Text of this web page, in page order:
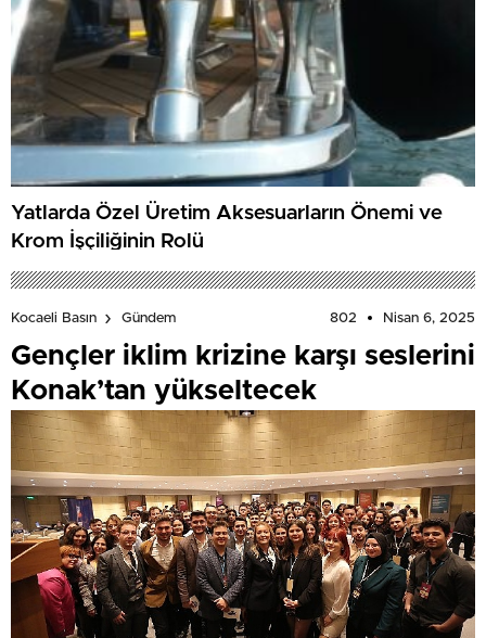
Yatlarda Özel Üretim Aksesuarların Önemi ve
Krom İşçiliğinin Rolü
Kocaeli Basın Gündem 802 Nisan 6, 2025
Gençler iklim krizine karşı seslerini
Konak’tan yükseltecek